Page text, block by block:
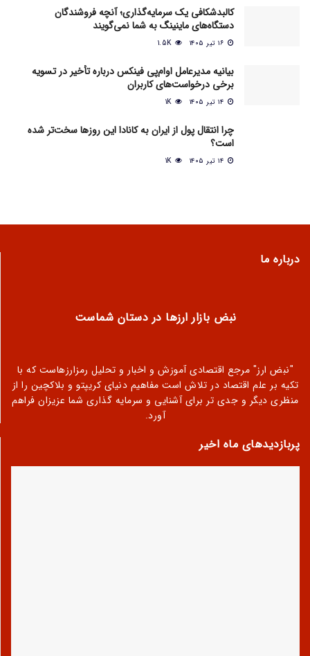
کالبدشکافی یک سرمایه‌گذاری؛ آنچه فروشندگان
دستگاه‌های ماینینگ به شما نمی‌گویند
1.5K
بیانیه مدیرعامل او‌ام‌پی فینکس درباره تأخیر در تسویه
برخی درخواست‌های کاربران
1K
چرا انتقال پول از ایران به کانادا این روزها سخت‌تر شده
است؟
1K
درباره ما
نبض بازار ارزها در دستان شماست
"نبض ارز" مرجع اقتصادی آموزش و اخبار و تحلیل رمزارزهاست که با
تکیه بر علم اقتصاد در تلاش است مفاهیم دنیای کریپتو و بلاکچین را از
منظری دیگر و جدی تر برای آشنایی و سرمایه گذاری شما عزیزان فراهم
آورد.
پربازدیدهای ماه اخیر